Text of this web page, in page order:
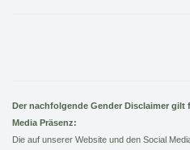
Der nachfolgende Gender Disclaimer gilt
Media Präsenz:
Die auf unserer Website und den Social